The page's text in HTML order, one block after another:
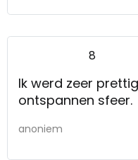
8
Ik werd zeer
ontspannen sfeer.
anoniem